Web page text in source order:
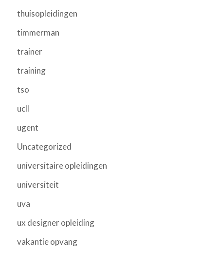
thuisopleidingen
timmerman
trainer
training
tso
ucll
ugent
Uncategorized
universitaire opleidingen
universiteit
uva
ux designer opleiding
vakantie opvang